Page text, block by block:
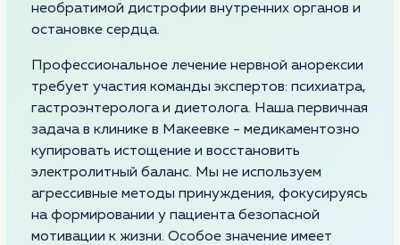
необратимой дистрофии внутренних органов и
остановке сердца.
Профессиональное лечение нервной анорексии
требует участия команды экспертов: психиатра,
гастроэнтеролога и диетолога. Наша первичная
задача в клинике в Макеевке - медикаментозно
купировать истощение и восстановить
электролитный баланс. Мы не используем
агрессивные методы принуждения, фокусируясь
на формировании у пациента безопасной
мотивации к жизни. Особое значение имеет